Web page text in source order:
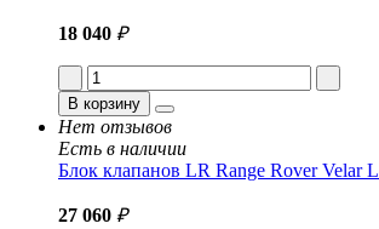
18 040 ₽
В корзину
Нет отзывов
Есть в наличии
Блок клапанов LR Range Rover Velar
27 060 ₽